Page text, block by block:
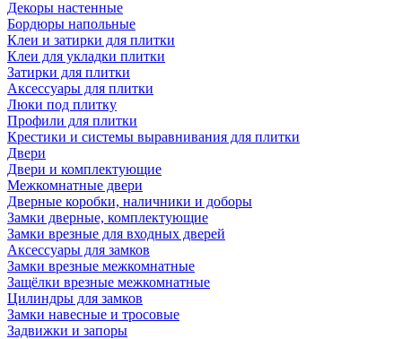
Декоры настенные
Бордюры напольные
Клеи и затирки для плитки
Клеи для укладки плитки
Затирки для плитки
Аксессуары для плитки
Люки под плитку
Профили для плитки
Крестики и системы выравнивания для плитки
Двери
Двери и комплектующие
Межкомнатные двери
Дверные коробки, наличники и доборы
Замки дверные, комплектующие
Замки врезные для входных дверей
Аксессуары для замков
Замки врезные межкомнатные
Защёлки врезные межкомнатные
Цилиндры для замков
Замки навесные и тросовые
Задвижки и запоры